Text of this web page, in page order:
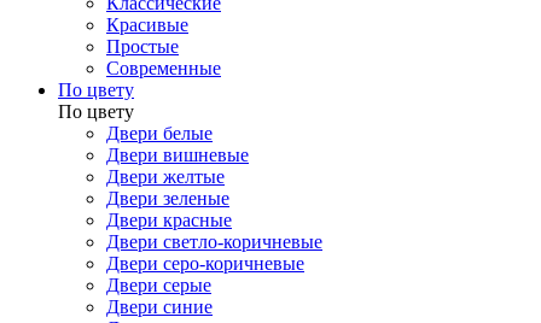
Красивые
Простые
Современные
По цвету
По цвету
Двери белые
Двери вишневые
Двери желтые
Двери зеленые
Двери красные
Двери светло-коричневые
Двери серо-коричневые
Двери серые
Двери синие